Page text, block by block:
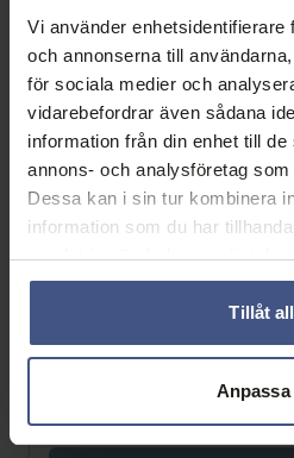
Vi använder enhetsidentifierare
och annonserna till
för sociala medier och
vidarebefordrar även sådana
information från din enhet till
annons- och analysföretag
Dessa kan i sin tur kombinera
information som du har
samlat in när du har använt
Tillåt
Anpassa
August
Mo Tu We Th
3 4 5 6
10 11 12 13
17 18 19 20
24 25 26 27